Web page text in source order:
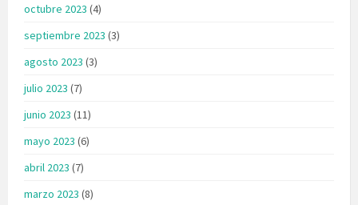
octubre 2023 (4)
septiembre 2023 (3)
agosto 2023 (3)
julio 2023 (7)
junio 2023 (11)
mayo 2023 (6)
abril 2023 (7)
marzo 2023 (8)